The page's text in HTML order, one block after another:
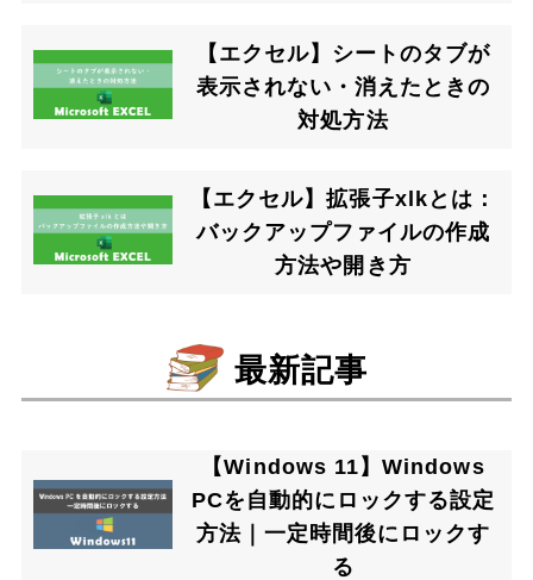
【エクセル】シートのタブが
表示されない・消えたときの
対処方法
【エクセル】拡張子xlkとは：
バックアップファイルの作成
方法や開き方
最新記事
【Windows 11】Windows
PCを自動的にロックする設定
方法｜一定時間後にロックす
る